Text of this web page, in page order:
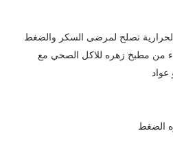
تصلح لمرضى السكر والضغط
من مطبخ زهره للاكل الصحي مع
عواد
الضغط